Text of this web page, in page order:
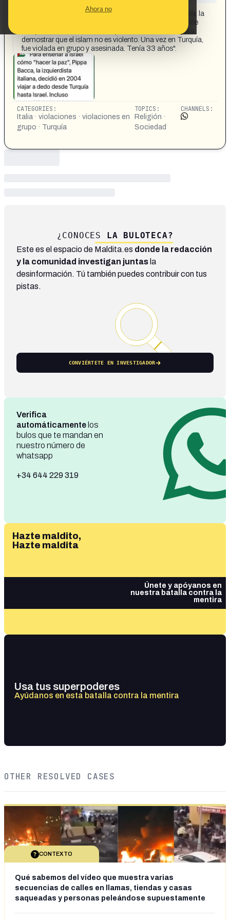
Ahora no
"Para enseñar a Israel cómo "hacer la paz", Pippa Bacca, la
izquierdista italiana, decidió en 2004 viajar a dedo desde
Turquía hasta Israel. Incluso aprendió árabe básico para
demostrar que el islam no es violento. Una vez en Turquía,
fue violada en grupo y asesinada. Tenía 33 años".
CATEGORIES:
Italia · violaciones · violaciones en
grupo · Turquía
TOPICS:
Religión ·
Sociedad
CHANNELS:
¿CONOCES LA BULOTECA?
Este es el espacio de Maldita.es donde la redacción
y la comunidad investigan juntas la
desinformación. Tú también puedes contribuir con tus
pistas.
CONVIÉRTETE EN INVESTIGADOR
Verifica
automáticamente los
bulos que te mandan en
nuestro número de
whatsapp
+34 644 229 319
Hazte maldito,
Hazte maldita
Únete y apóyanos en
nuestra batalla contra la
mentira
Usa tus superpoderes
Ayúdanos en esta batalla contra la mentira
OTHER RESOLVED CASES
CONTEXTO
Qué sabemos del vídeo que muestra varias
secuencias de calles en llamas, tiendas y casas
saqueadas y personas peleándose supuestamente